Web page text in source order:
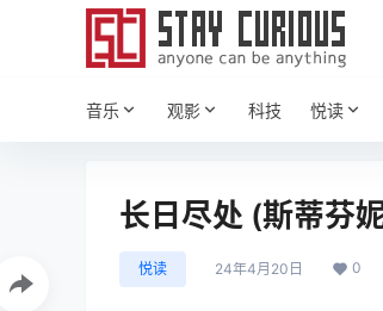
音乐 观影 科技 悦读
长日尽处 (斯蒂芬
悦读 24年4月20日 0